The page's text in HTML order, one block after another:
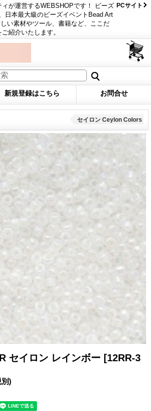
が運営するWEBSHOPです！ ビーズ
日本最大級のビーズイベントBead Art
い素材やツール、書籍など、ここだ
紹介いたします。
PCサイト
新規登録はこちら お問合せ
セイロン Ceylon Colors
セイロン レインボー [12RR-3
別)